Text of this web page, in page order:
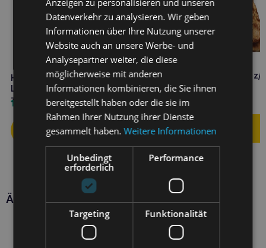
HILL’S
Lebensmittelüberempfindlichkeiten
z/d 1kg MINI
14,20
HILL’S Food Sensitivities z/d
Hund 10kg
93,20€
Ähnliche Produkte
Anzeigen zu personalisieren und unseren
Datenverkehr zu analysieren. Wir geben
Informationen über Ihre Nutzung unserer
Website auch an unsere Werbe- und
Analysepartner weiter, die diese
möglicherweise mit anderen
Informationen kombinieren, die Sie ihnen
bereitgestellt haben oder die sie im
Rahmen Ihrer Nutzung ihrer Dienste
gesammelt haben.Weitere Informationen
Unbedingt
erforderlich
Performance
Targeting Funktionalität